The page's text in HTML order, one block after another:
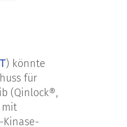
) könnte
für
(Qinlock®,
mit
Kinase-